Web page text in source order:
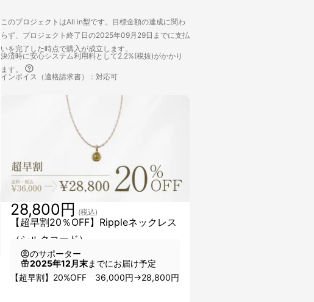
このプロジェクトはAll in型です。目標金額の達成に関わ
らず、プロジェクト終了日の2025年09月29日までに支払
いを完了した時点で購入が成立します。
決済時に安心システム利用料として2.2%(税抜)がかかり
ます。
インボイス（適格請求書）：対応可
【超早割20％OFF】Rippleネックレス
（シルクコード）
28,800円 (税込)
のサポーター
2025年12月末までにお届け予定
【超早割】20%OFF 36,000円→28,800円